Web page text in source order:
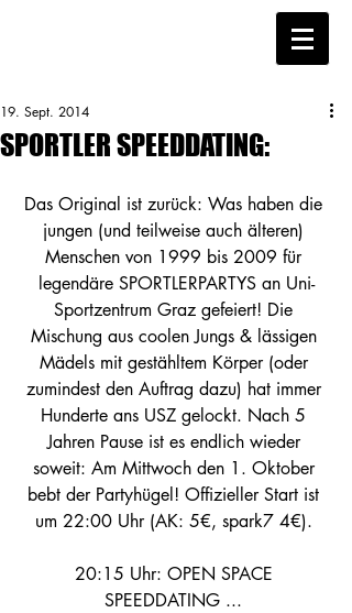
SPORTLER SPEEDDATING:
19. Sept. 2014
Das Original ist zurück: Was haben die
jungen (und teilweise auch älteren)
Menschen von 1999 bis 2009 für
legendäre SPORTLERPARTYS an Uni-
Sportzentrum Graz gefeiert! Die
Mischung aus coolen Jungs & lässigen
Mädels mit gestähltem Körper (oder
zumindest den Auftrag dazu) hat immer
Hunderte ans USZ gelockt. Nach 5
Jahren Pause ist es endlich wieder
soweit: Am Mittwoch den 1. Oktober
bebt der Partyhügel! Offizieller Start ist
um 22:00 Uhr (AK: 5€, spark7 4€).
20:15 Uhr: OPEN SPACE
SPEEDDATING ...